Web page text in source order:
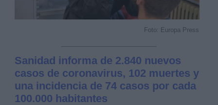
Foto: Europa Press
Sanidad informa de 2.840 nuevos
casos de coronavirus, 102 muertes y
una incidencia de 74 casos por cada
100.000 habitantes